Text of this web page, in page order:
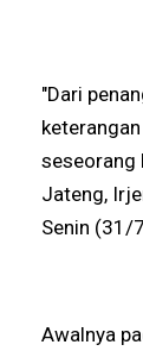
"Dari
seseorang
Jateng,
Senin (31/
Awalnya